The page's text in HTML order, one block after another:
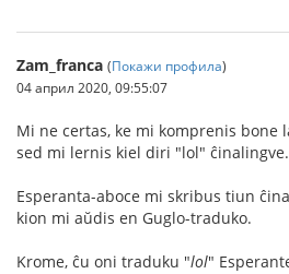
Zam_franca (Покажи профила)
04 април 2020, 09:55:07
Mi ne certas, ke mi komprenis bone
sed mi lernis kiel diri "lol" ĉinalingve.
Esperanta-aboce mi skribus tiun
kion mi aŭdis en Guglo-traduko.
Krome, ĉu oni traduku "lol"